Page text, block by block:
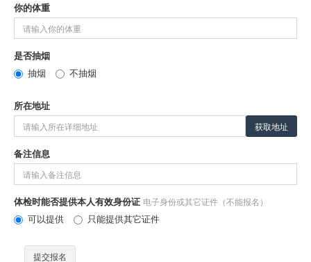
你的体重
是否抽烟
抽烟
不抽烟
所在地址
获取地址
备注信息
体检时能否提供本人有效身份证 电子身份或其它证件（不能报名）
可以提供 只能提供其它证件
提交报名